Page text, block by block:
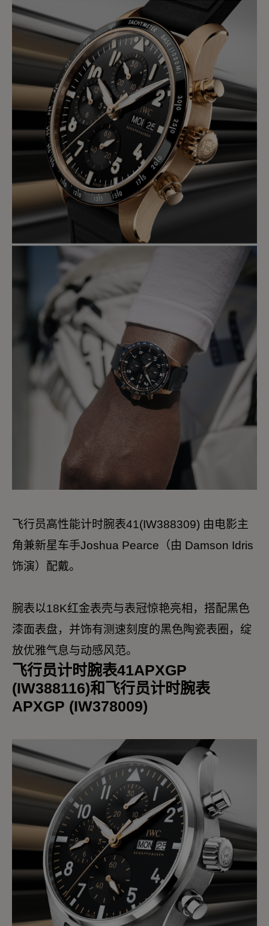
飞行员高性能计时腕表41(IW388309) 由电影主
角兼新星车手Joshua Pearce（由 Damson Idris
饰演）配戴。
腕表以18K红金表壳与表冠惊艳亮相，搭配黑色
漆面表盘，并饰有测速刻度的黑色陶瓷表圈，绽
放优雅气息与动感风范。
飞行员计时腕表41APXGP
(IW388116)和飞行员计时腕表
APXGP (IW378009)